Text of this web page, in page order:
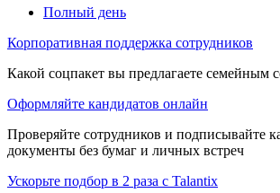
Полный день
Корпоративная поддержка сотрудников
Какой соцпакет вы предлагаете семейным
Оформляйте кандидатов онлайн
Проверяйте сотрудников и подписывайте
документы без бумаг и личных встреч
Ускорьте подбор в 2 раза с Talantix